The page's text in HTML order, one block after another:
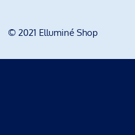
© 2021 Elluminé Shop